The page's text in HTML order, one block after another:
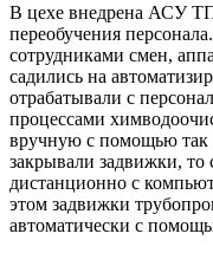
В цехе внедрена АСУ ТП
переобучения
сотрудниками смен,
садились на
отрабатывали с
процессами
вручную с помощью так
закрывали задвижки, то
дистанционно с
этом задвижки
автоматически с